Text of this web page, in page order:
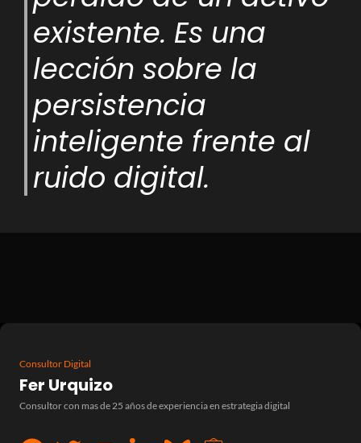
existente. Es una
lección sobre la
persistencia
inteligente frente al
ruido digital.
Consultor Digital
Fer Urquizo
Consultor con mas de 25 años de experiencia en estrategia digital